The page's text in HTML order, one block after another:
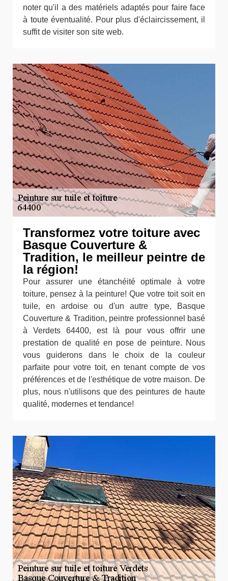
noter qu'il a des matériels adaptés pour faire face
à toute éventualité. Pour plus d'éclaircissement, il
suffit de visiter son site web.
Transformez votre toiture avec
Basque Couverture &
Tradition, le meilleur peintre de
la région!
Pour assurer une étanchéité optimale à votre
toiture, pensez à la peinture! Que votre toit soit en
tuile, en ardoise ou d'un autre type, Basque
Couverture & Tradition, peintre professionnel basé
à Verdets 64400, est là pour vous offrir une
prestation de qualité en pose de peinture. Nous
vous guiderons dans le choix de la couleur
parfaite pour votre toit, en tenant compte de vos
préférences et de l'esthétique de votre maison. De
plus, nous n'utilisons que des peintures de haute
qualité, modernes et tendance!